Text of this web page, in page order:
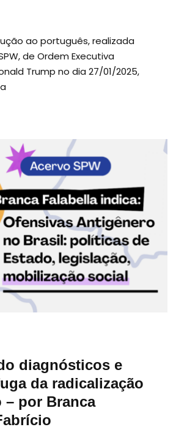
ao português, realizada
de Ordem Executiva
Trump no dia 27/01/2025,
diagnósticos e
da radicalização
– por Branca